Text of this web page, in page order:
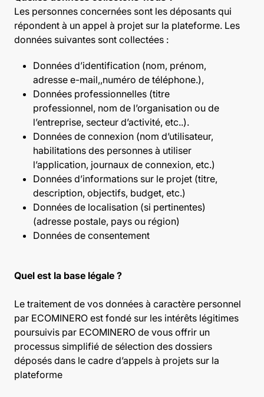
Les personnes concernées sont les déposants qui
répondent à un appel à projet sur la plateforme. Les
données suivantes sont collectées :
Données d’identification (nom, prénom,
adresse e-mail,,numéro de téléphone.),
Données professionnelles (titre
professionnel, nom de l’organisation ou de
l’entreprise, secteur d’activité, etc..).
Données de connexion (nom d’utilisateur,
habilitations des personnes à utiliser
l’application, journaux de connexion, etc.)
Données d’informations sur le projet (titre,
description, objectifs, budget, etc.)
Données de localisation (si pertinentes)
(adresse postale, pays ou région)
Données de consentement
Quel est la base légale ?
Le traitement de vos données à caractère personnel
par ECOMINERO est fondé sur les intérêts légitimes
poursuivis par ECOMINERO de vous offrir un
processus simplifié de sélection des dossiers
déposés dans le cadre d’appels à projets sur la
plateforme